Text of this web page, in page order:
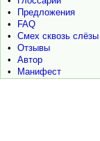
•
Предложения
•
FAQ
•
Смех сквозь слёзы
•
Отзывы
•
Автор
•
Манифест